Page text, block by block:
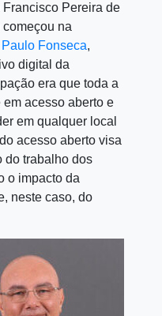
Pereira de
começou na
Paulo Fonseca,
digital da
era que toda a
acesso aberto e
em qualquer local
acesso aberto visa
do trabalho dos
o impacto da
neste caso, do